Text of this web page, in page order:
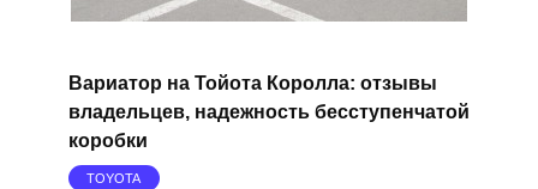
Вариатор на Тойота Королла: отзывы
владельцев, надежность бесступенчатой
коробки
TOYOTA